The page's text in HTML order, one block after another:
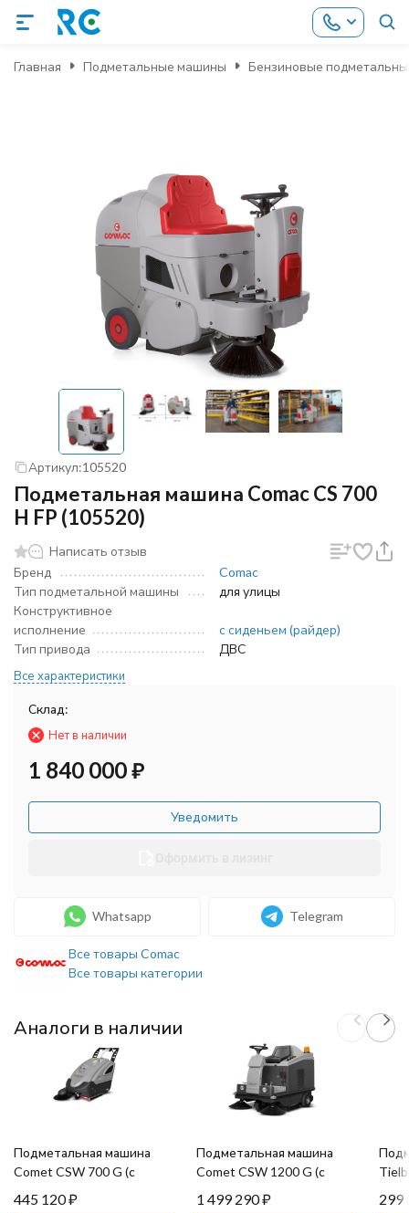
Главная Подметальные машины Бензиновые
Артикул:105520
Подметальная машина Comac CS 700
H FP (105520)
Написать отзыв
Бренд
Comac
Тип подметальной машины
для улицы
Конструктивное
исполнение
с сиденьем (райдер)
Тип привода
ДВС
Все характеристики
Склад:
Нет в наличии
1 840 000₽
Уведомить
Whatsapp Telegram
Все товары Comac
Все товары категории
Аналоги в наличии
Подметальная машина
Comet CSW 700 G (с
двигателем Honda)
445 120₽
Подметальная машина
Comet CSW 1200 G (с
двигателем Honda)
1 499 290₽ 299